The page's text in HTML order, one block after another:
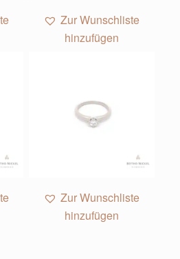
Zur Wunschliste
hinzufügen
Zur Wunschliste
hinzufügen